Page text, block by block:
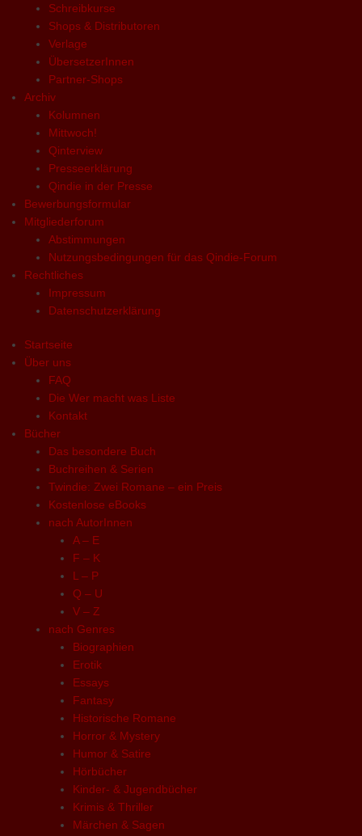
Schreibkurse
Shops & Distributoren
Verlage
ÜbersetzerInnen
Partner-Shops
Archiv
Kolumnen
Mittwoch!
Qinterview
Presseerklärung
Qindie in der Presse
Bewerbungsformular
Mitgliederforum
Abstimmungen
Nutzungsbedingungen für das Qindie-Forum
Rechtliches
Impressum
Datenschutzerklärung
Startseite
Über uns
FAQ
Die Wer macht was Liste
Kontakt
Bücher
Das besondere Buch
Buchreihen & Serien
Twindie: Zwei Romane – ein Preis
Kostenlose eBooks
nach AutorInnen
A – E
F – K
L – P
Q – U
V – Z
nach Genres
Biographien
Erotik
Essays
Fantasy
Historische Romane
Horror & Mystery
Humor & Satire
Hörbücher
Kinder- & Jugendbücher
Krimis & Thriller
Märchen & Sagen